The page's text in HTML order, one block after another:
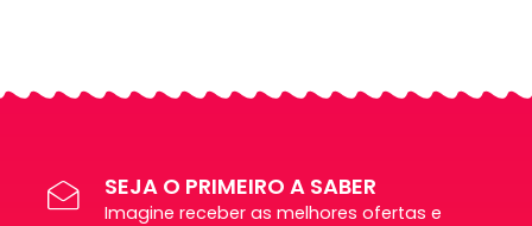
SEJA O PRIMEIRO A SABER
Imagine receber as melhores ofertas e